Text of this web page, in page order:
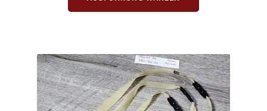
weist
auf.
Die
Optionen
können